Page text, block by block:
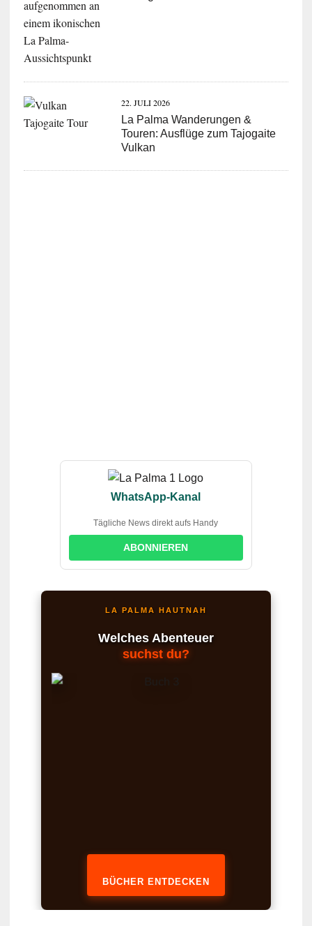
22. JULI 2026
La Palma Wanderungen &
Touren: Ausflüge zum Tajogaite
Vulkan
WhatsApp-Kanal
Tägliche News direkt aufs Handy
ABONNIEREN
LA PALMA HAUTNAH
Welches Abenteuer
suchst du?
BÜCHER ENTDECKEN